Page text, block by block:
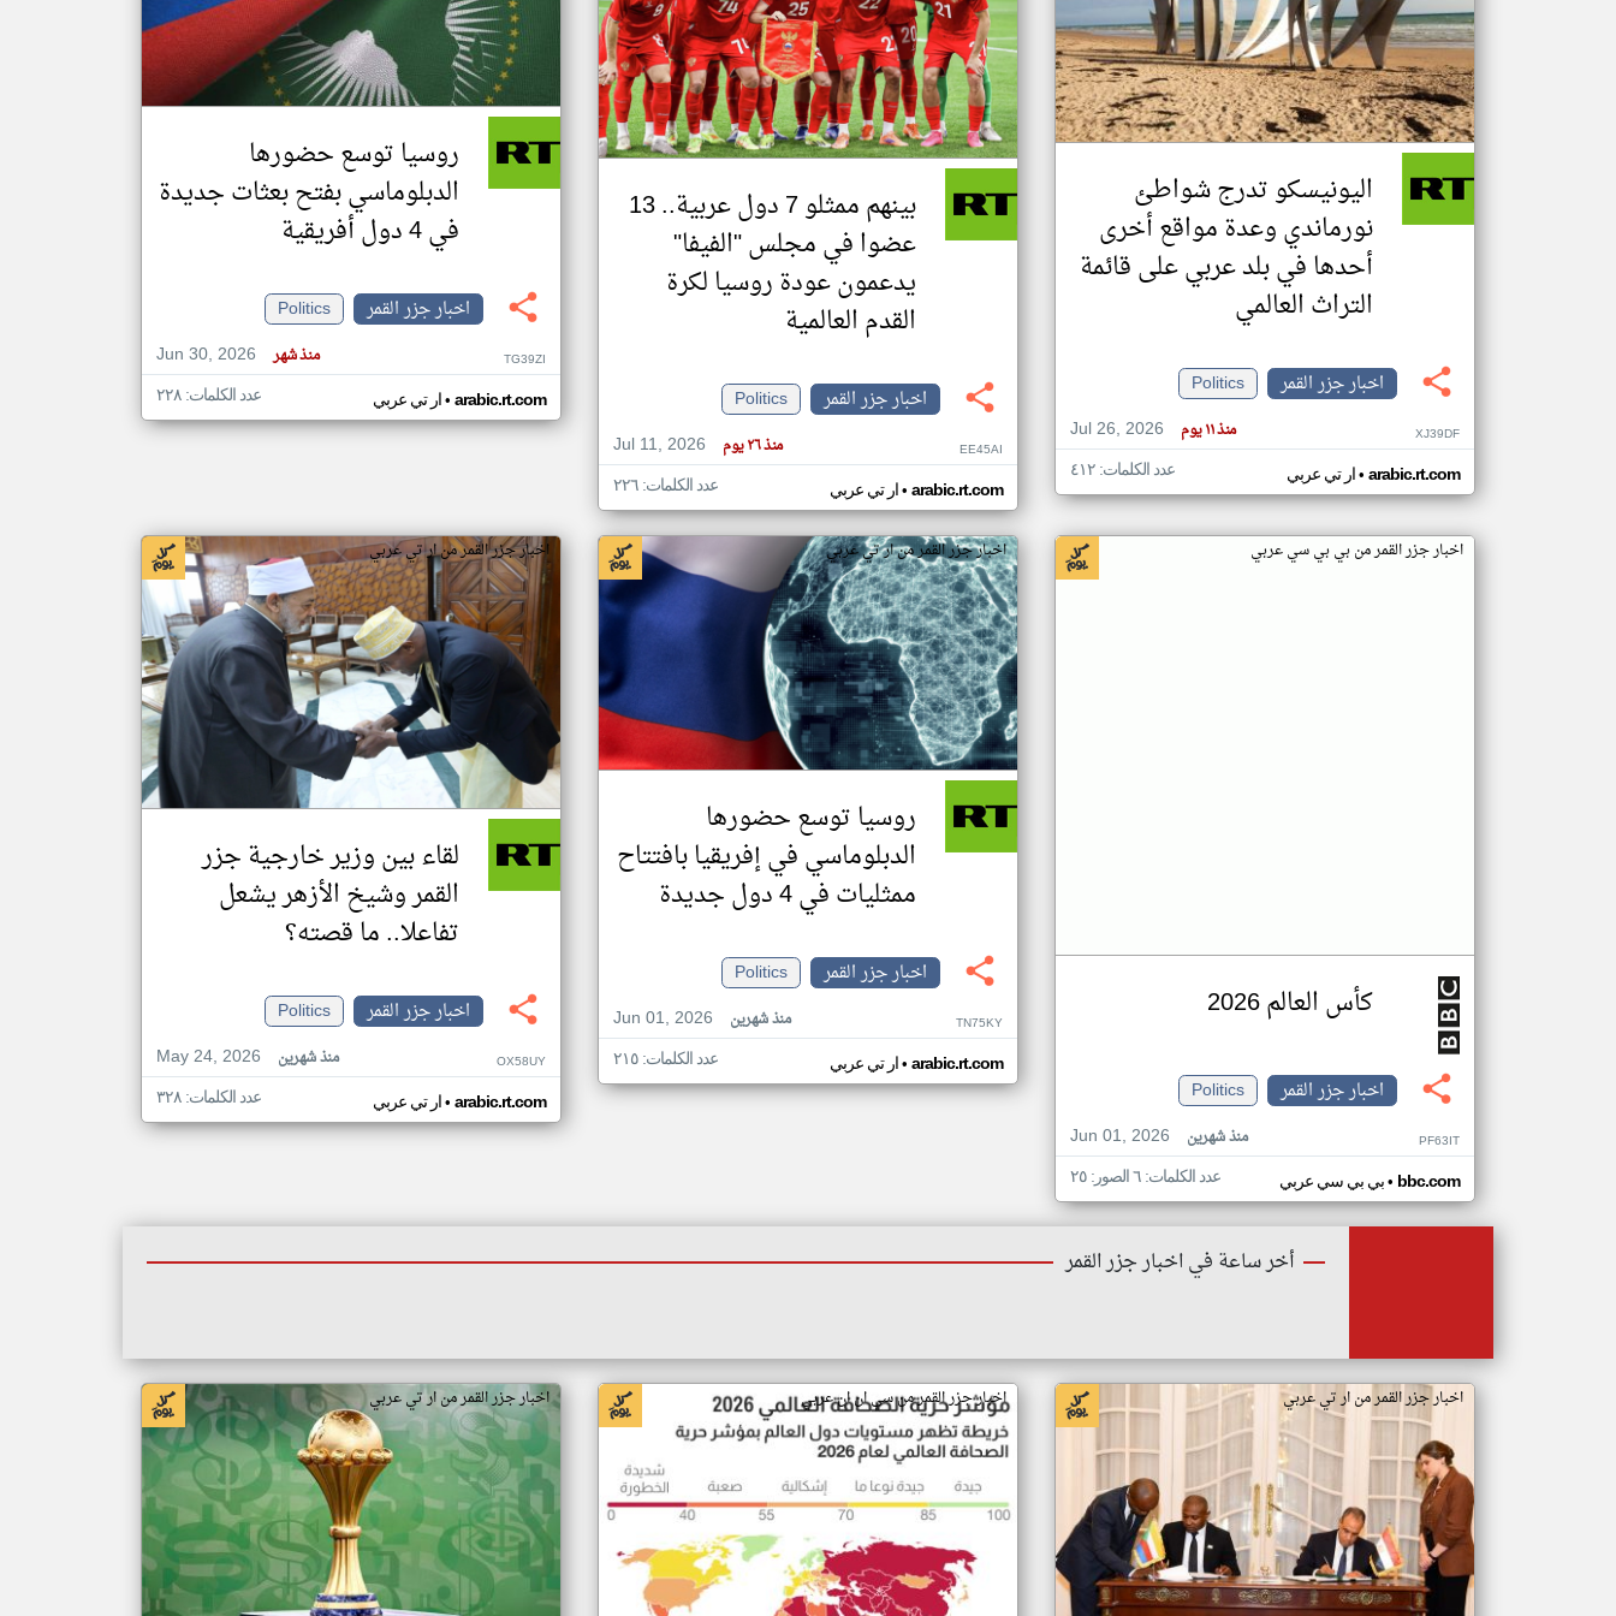
تغيير الدولة
اخبار جزر القمر على مدار الساعة
أهم اخبار جزر القمر العاجلة والمباشرة
اليونيسكو تدرج شواطئ
نورماندي وعدة مواقع أخرى
أحدها في بلد عربي على قائمة
التراث العالمي
اخبار جزر القمر
Politics
Jul 26, 2026
منذ ١١ يوم XJ39DF
ار تي عربي• arabic.rt.com عدد الكلمات: ٤١٢
بينهم ممثلو 7 دول عربية.. 13
عضوا في مجلس "الفيفا"
يدعمون عودة روسيا لكرة
القدم العالمية
اخبار جزر القمر
Politics
Jul 11, 2026
منذ ٢٦ يوم EE45AI
ار تي عربي• arabic.rt.com عدد الكلمات: ٢٢٦
روسيا توسع حضورها
الدبلوماسي بفتح بعثات جديدة
في 4 دول أفريقية
اخبار جزر القمر
Politics
Jun 30, 2026
منذ شهر TG39ZI
ار تي عربي• arabic.rt.com عدد الكلمات: ٢٢٨
اخبار جزر القمر من بي بي سي عربي
كأس العالم 2026
اخبار جزر القمر
Politics
Jun 01, 2026
منذ شهرين PF63IT
بي بي سي عربي• bbc.com عدد الكلمات: ٦ الصور: ٢٥
اخبار جزر القمر من ار تي عربي
روسيا توسع حضورها
الدبلوماسي في إفريقيا بافتتاح
ممثليات في 4 دول جديدة
اخبار جزر القمر
Politics
Jun 01, 2026
منذ شهرين TN75KY
ار تي عربي• arabic.rt.com عدد الكلمات: ٢١٥
اخبار جزر القمر من ار تي عربي
لقاء بين وزير خارجية جزر
القمر وشيخ الأزهر يشعل
تفاعلا.. ما قصته؟
اخبار جزر القمر
Politics
May 24, 2026
منذ شهرين OX58UY
ار تي عربي• arabic.rt.com عدد الكلمات: ٣٢٨
أخر ساعة في اخبار جزر القمر
اخبار جزر القمر من ار تي عربي اخبار جزر القمر من سي ان ان عربي اخبار جزر القمر من ار تي عربي
klyoum.com